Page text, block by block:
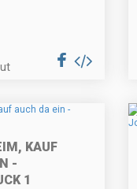
KAUF
-
1